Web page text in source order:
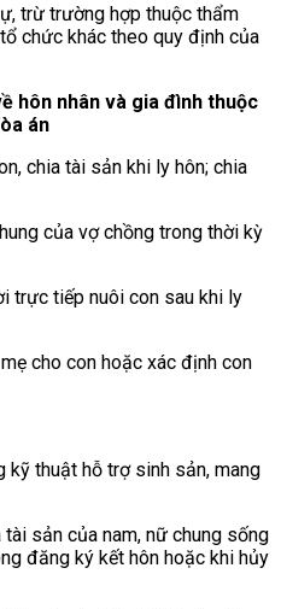
trừ trường hợp thuộc thẩm
chức khác theo quy định của
hôn nhân và gia đình thuộc
án
chia tài sản khi ly hôn; chia
của vợ chồng trong thời kỳ
trực tiếp nuôi con sau khi ly
cho con hoặc xác định con
kỹ thuật hỗ trợ sinh sản, mang
tài sản của nam, nữ chung sống
đăng ký kết hôn hoặc khi hủy